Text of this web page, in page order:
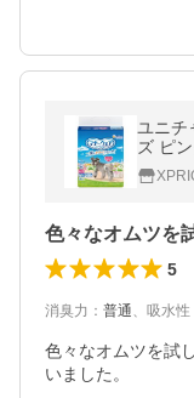
ユニチ
ズ ピ
5
消臭力 ： 普通、 吸水性
色々なオムツを試
いました。